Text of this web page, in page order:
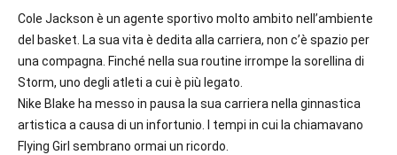
Cole Jackson è un agente sportivo molto ambito nell’ambiente
del basket. La sua vita è dedita alla carriera, non c’è spazio per
una compagna. Finché nella sua routine irrompe la sorellina di
Storm, uno degli atleti a cui è più legato.
Nike Blake ha messo in pausa la sua carriera nella ginnastica
artistica a causa di un infortunio. I tempi in cui la chiamavano
Flying Girl sembrano ormai un ricordo.